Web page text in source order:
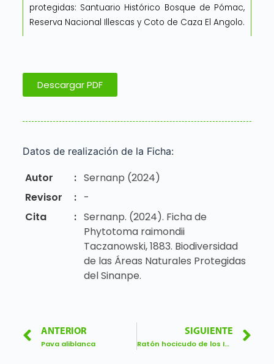
protegidas: Santuario Histórico Bosque de Pómac,
Reserva Nacional Illescas y Coto de Caza El Angolo.
Descargar PDF
Datos de realización de la Ficha:
Autor : Sernanp (2024)
Revisor
: -
Cita
: Sernanp. (2024). Ficha de
Phytotoma raimondii
Taczanowski, 1883. Biodiversidad
de las Áreas Naturales Protegidas
del Sinanpe.
ANTERIOR
Pava aliblanca
SIGUIENTE
Ratón hocicudo de los Incas